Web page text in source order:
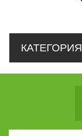
КАТЕГОРИЯ